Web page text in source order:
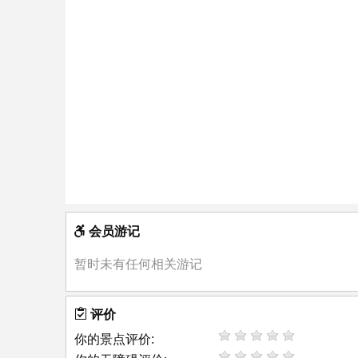
会员游记
暂时未有任何相关游记
评价
你的景点评价: